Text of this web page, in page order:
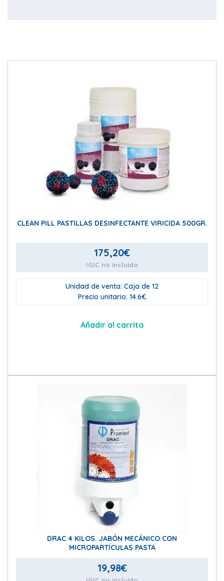
CLEAN PILL PASTILLAS DESINFECTANTE VIRICIDA 500GR.
175,20€
IGIC no incluido
Unidad de venta: Caja de 12
Precio unitario: 14.6€
Añadir al carrito
DRAC 4 KILOS. JABÓN MECÁNICO CON
MICROPARTÍCULAS PASTA
19,98€